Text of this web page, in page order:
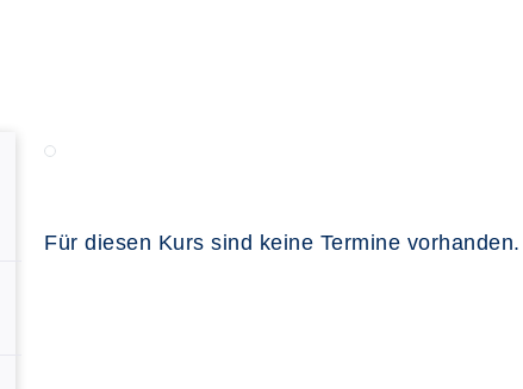
Für diesen Kurs sind keine Termine vorhanden.